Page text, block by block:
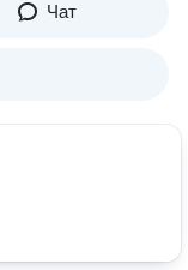
Чат